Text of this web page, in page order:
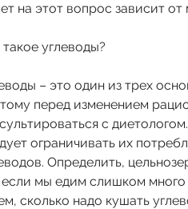
на этот вопрос зависит
такое углеводы?
– это один из трех
перед изменением
с
ограничивать их
Определить,
если мы едим слишком много
сколько надо кушать